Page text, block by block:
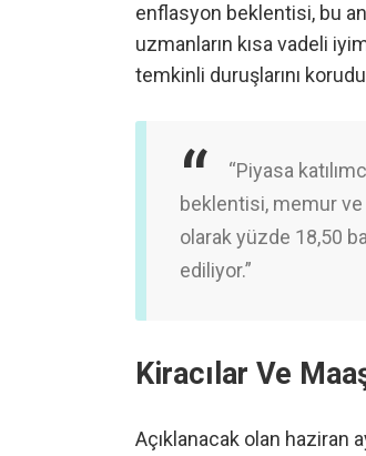
enflasyon beklentisi, bu
uzmanların kısa vadeli
temkinli duruşlarını
“Piyasa
beklentisi, memur ve
olarak yüzde 18,50
ediliyor.”
Kiracılar Ve
Açıklanacak olan haziran